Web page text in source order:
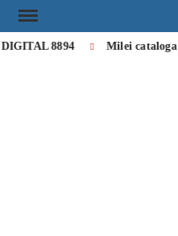
8894 Milei